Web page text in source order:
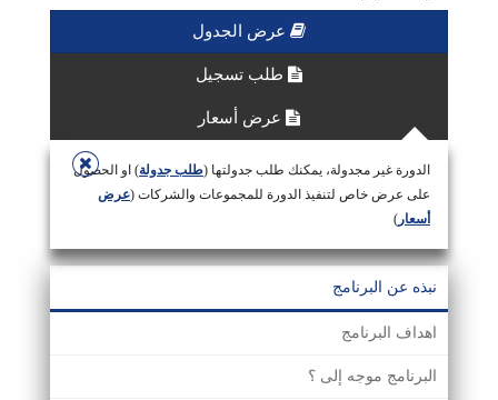
عرض الجدول
طلب تسجيل
عرض أسعار
الدورة غير مجدولة، يمكنك طلب جدولتها (طلب جدولة) او الحصول
على عرض خاص لتنفيذ الدورة للمجموعات والشركات (عرض
أسعار )
نبذه عن البرنامج
اهداف البرنامج
البرنامج موجه إلى ؟